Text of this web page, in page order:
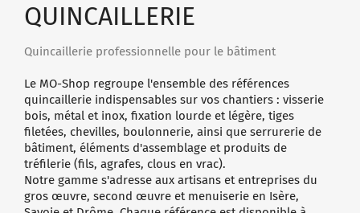
QUINCAILLERIE
Quincaillerie professionnelle pour le bâtiment
Le MO-Shop regroupe l'ensemble des références
quincaillerie indispensables sur vos chantiers : visserie
bois, métal et inox, fixation lourde et légère, tiges
filetées, chevilles, boulonnerie, ainsi que serrurerie de
bâtiment, éléments d'assemblage et produits de
tréfilerie (fils, agrafes, clous en vrac).
Notre gamme s'adresse aux artisans et entreprises du
gros œuvre, second œuvre et menuiserie en Isère,